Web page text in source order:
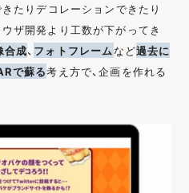
たりデコレーションできたり
ザ開発より工数が下がってき
合成、 フォトフレームなど過去に
で蘇る考え方で、企画を作れる